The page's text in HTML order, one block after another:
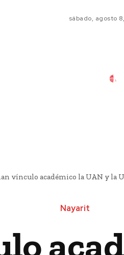
sábado, agosto
vínculo académico la UAN y la
Nayarit